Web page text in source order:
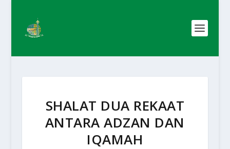
SHALAT DUA REKAAT
ANTARA ADZAN DAN
IQAMAH